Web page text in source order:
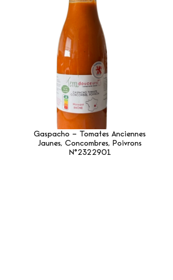
Gaspacho – Tomates Anciennes
Jaunes, Concombres, Poivrons
N°2322901